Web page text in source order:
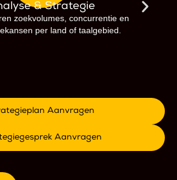
& Strategie
zoekvolumes, concurrentie en
per land of taalgebied.
Aanvragen
Aanvragen